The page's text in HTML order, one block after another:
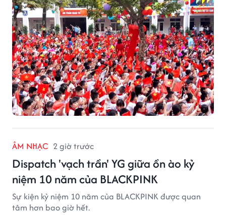
ÂM NHẠC 2 giờ trước
Dispatch 'vạch trần' YG giữa ồn ào kỷ
niệm 10 năm của BLACKPINK
Sự kiện kỷ niệm 10 năm của BLACKPINK được quan
tâm hơn bao giờ hết.